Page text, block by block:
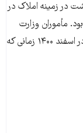
در زمینه املاک در
مأموران وزارت
اطلاعات با شکایت «ستاد اجرایی فرمان امام»، او را در اسفند ۱۴۰۰ زمانی که